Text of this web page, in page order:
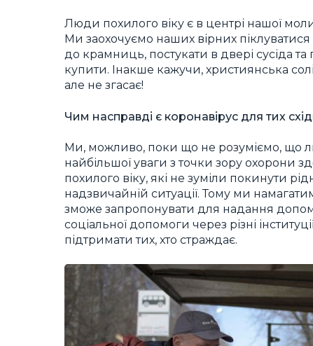
Люди похилого віку є в центрі нашої
Ми заохочуємо наших вірних
до крамниць, постукати в двері сусіда
купити. Інакше кажучи, християнська
але не згасає!
Чим насправді є коронавірус для тих
Ми, можливо, поки що не розуміємо, що
найбільшої уваги з точки зору охорони
похилого віку, які не зуміли покинути
надзвичайній ситуації. Тому ми
зможе запропонувати для надання
соціальної допомоги через різні
підтримати тих, хто страждає.